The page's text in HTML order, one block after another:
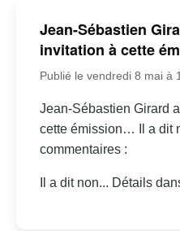
Jean-Sébastien
invitation à cette
Publié le vendredi 8 mai à
Jean-Sébastien Girard
cette émission… Il a dit
commentaires :
Il a dit non... Détails